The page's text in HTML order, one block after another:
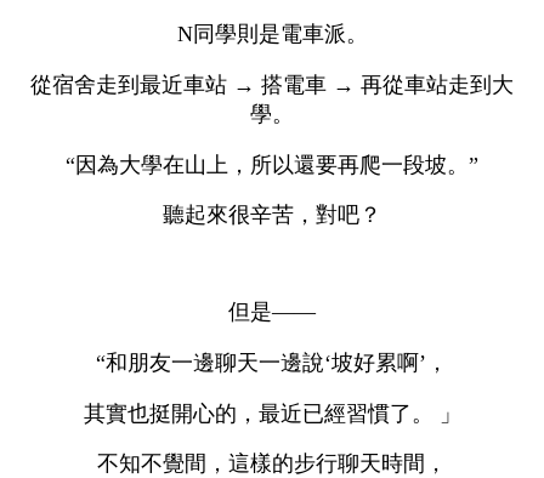
N同學則是電車派。
從宿舍走到最近車站 → 搭電車 → 再從車站走到大
學。
“因為大學在山上，所以還要再爬一段坡。”
聽起來很辛苦，對吧？
但是——
“和朋友一邊聊天一邊說‘坡好累啊’，
其實也挺開心的，最近已經習慣了。 」
不知不覺間，這樣的步行聊天時間，